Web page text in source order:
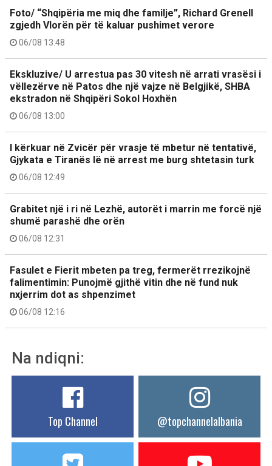
Foto/ “Shqipëria me miq dhe familje”, Richard Grenell
zgjedh Vlorën për të kaluar pushimet verore
06/08 13:48
Ekskluzive/ U arrestua pas 30 vitesh në arrati vrasësi i
vëllezërve në Patos dhe një vajze në Belgjikë, SHBA
ekstradon në Shqipëri Sokol Hoxhën
06/08 13:00
I kërkuar në Zvicër për vrasje të mbetur në tentativë,
Gjykata e Tiranës lë në arrest me burg shtetasin turk
06/08 12:49
Grabitet një i ri në Lezhë, autorët i marrin me forcë një
shumë parashë dhe orën
06/08 12:31
Fasulet e Fierit mbeten pa treg, fermerët rrezikojnë
falimentimin: Punojmë gjithë vitin dhe në fund nuk
nxjerrim dot as shpenzimet
06/08 12:16
Na ndiqni:
Top Channel @topchannelalbania